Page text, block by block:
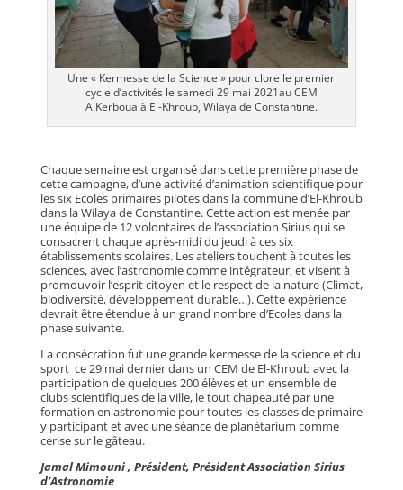
Une « Kermesse de la Science » pour clore le premier
cycle d’activités le samedi 29 mai 2021au CEM
A.Kerboua à El-Khroub, Wilaya de Constantine.
Chaque semaine est organisé dans cette première phase de
cette campagne, d’une activité d’animation scientifique pour
les six Ecoles primaires pilotes dans la commune d’El-Khroub
dans la Wilaya de Constantine. Cette action est menée par
une équipe de 12 volontaires de l’association Sirius qui se
consacrent chaque après-midi du jeudi à ces six
établissements scolaires. Les ateliers touchent à toutes les
sciences, avec l’astronomie comme intégrateur, et visent à
promouvoir l’esprit citoyen et le respect de la nature (Climat,
biodiversité, développement durable…). Cette expérience
devrait être étendue à un grand nombre d’Ecoles dans la
phase suivante.
La consécration fut une grande kermesse de la science et du
sport ce 29 mai dernier dans un CEM de El-Khroub avec la
participation de quelques 200 élèves et un ensemble de
clubs scientifiques de la ville, le tout chapeauté par une
formation en astronomie pour toutes les classes de primaire
y participant et avec une séance de planétarium comme
cerise sur le gâteau.
Jamal Mimouni , Président, Président Association Sirius
d’Astronomie